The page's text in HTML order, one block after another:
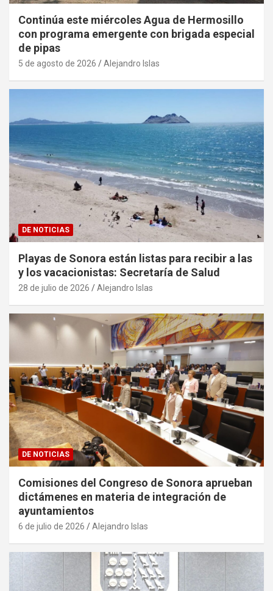
Continúa este miércoles Agua de Hermosillo
con programa emergente con brigada especial
de pipas
5 de agosto de 2026 Alejandro Islas
DE NOTICIAS
Playas de Sonora están listas para recibir a las
y los vacacionistas: Secretaría de Salud
28 de julio de 2026 Alejandro Islas
DE NOTICIAS
Comisiones del Congreso de Sonora aprueban
dictámenes en materia de integración de
ayuntamientos
6 de julio de 2026 Alejandro Islas